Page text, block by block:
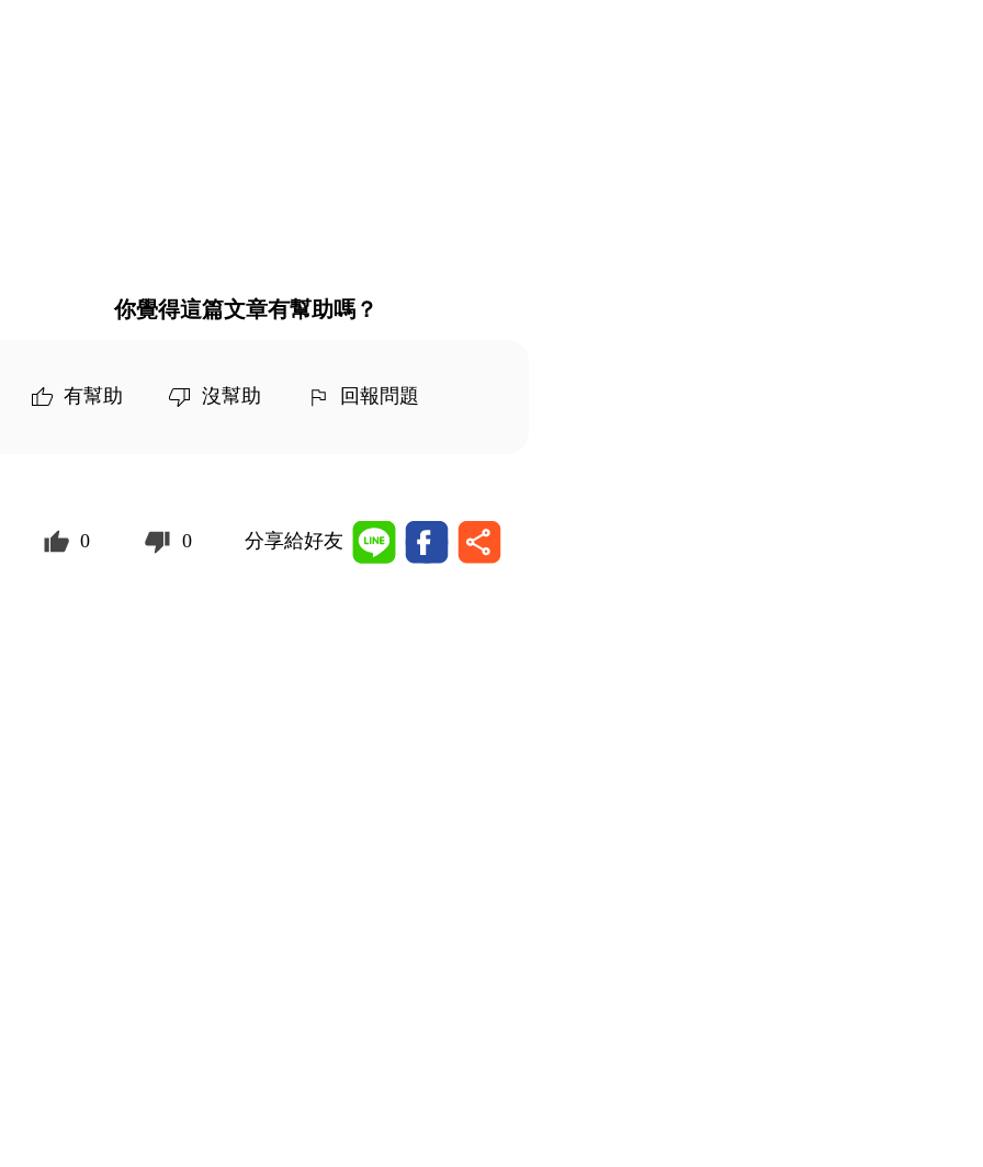
你覺得這篇文章有幫助嗎？
有幫助 沒幫助 回報問題
0 0 分享給好友